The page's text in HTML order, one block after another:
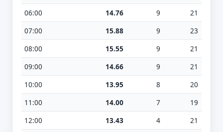
06:00
14.76 9
21
07:00
15.88 9
23
08:00
15.55 9
21
09:00
14.66 9
21
10:00
13.95 8
20
11:00
14.00 7
19
12:00
13.43 4
21